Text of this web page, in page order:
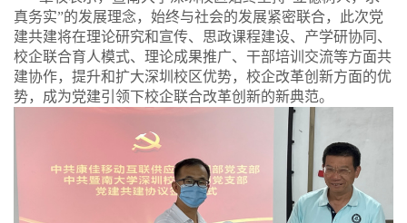
真务实”的发展理念，始终与社会的发展紧密联合，此次党
建共建将在理论研究和宣传、思政课程建设、产学研协同、
校企联合育人模式、理论成果推广、干部培训交流等方面共
建协作，提升和扩大深圳校区优势，校企改革创新方面的优
势，成为党建引领下校企联合改革创新的新典范。